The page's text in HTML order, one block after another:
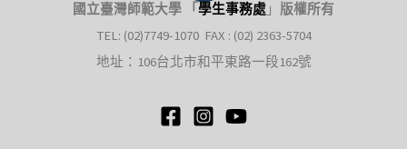
國立臺灣師範大學 「 學生事務處 」 版權所有
TEL: (02)7749-1070 FAX : (02) 2363-5704
地址：106台北市和平東路一段162號